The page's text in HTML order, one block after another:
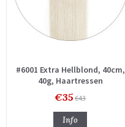
#6001 Extra Hellblond, 40cm,
40g, Haartressen
€35 €43
Info